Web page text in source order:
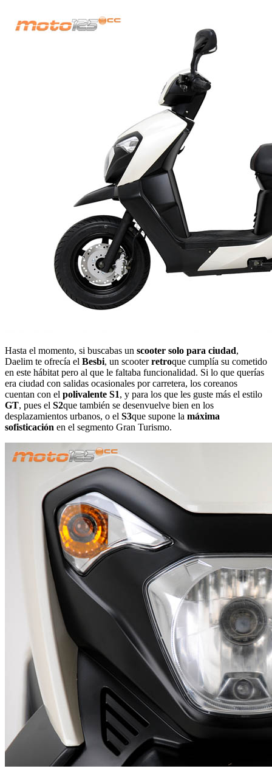
Hasta el momento, si buscabas un scooter solo para ciudad,
Daelim te ofrecía el Besbi, un scooterretroque cumplía su cometido
en este hábitat pero al que le faltaba funcionalidad. Si lo que querías
era ciudad con salidas ocasionales por carretera, los coreanos
cuentan con el polivalente S1, y para los que les guste más el estilo
GT, pues el S2que también se desenvuelve bien en los
desplazamientos urbanos, o el S3que supone la máxima
sofisticación en el segmento Gran Turismo.